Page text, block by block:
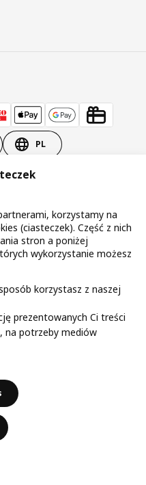
PL
produkty
korzystamy na
(ciasteczek). Część z nich
stron a poniżej
wykorzystanie możesz
korzystasz z naszej
prezentowanych Ci treści
na potrzeby mediów